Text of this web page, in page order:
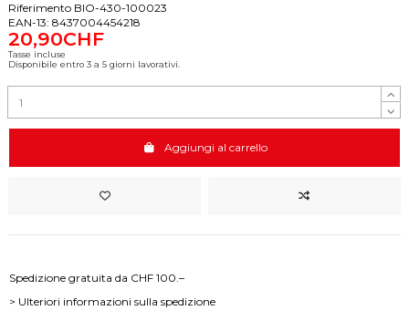
Riferimento BIO-430-100023
EAN-13: 8437004454218
20,90CHF
Tasse incluse
Disponibile entro 3 a 5 giorni lavorativi.
Aggiungi al carrello
Spedizione gratuita da CHF 100.–
> Ulteriori informazioni sulla spedizione